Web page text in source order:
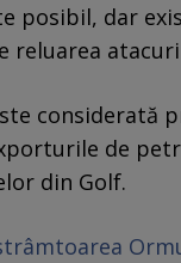
posibil, dar
reluarea
considerată
de
din Golf.